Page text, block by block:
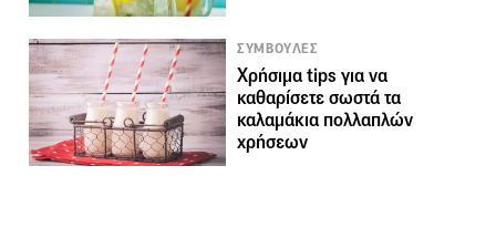
ΣΥΜΒΟΥΛΕΣ
Χρήσιμα tips για να
καθαρίσετε σωστά τα
καλαμάκια πολλαπλών
χρήσεων